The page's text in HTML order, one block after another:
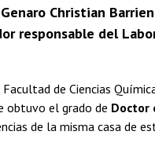
Christian
responsable del
de Ciencias
obtuvo el grado de Doctor
de la misma casa de